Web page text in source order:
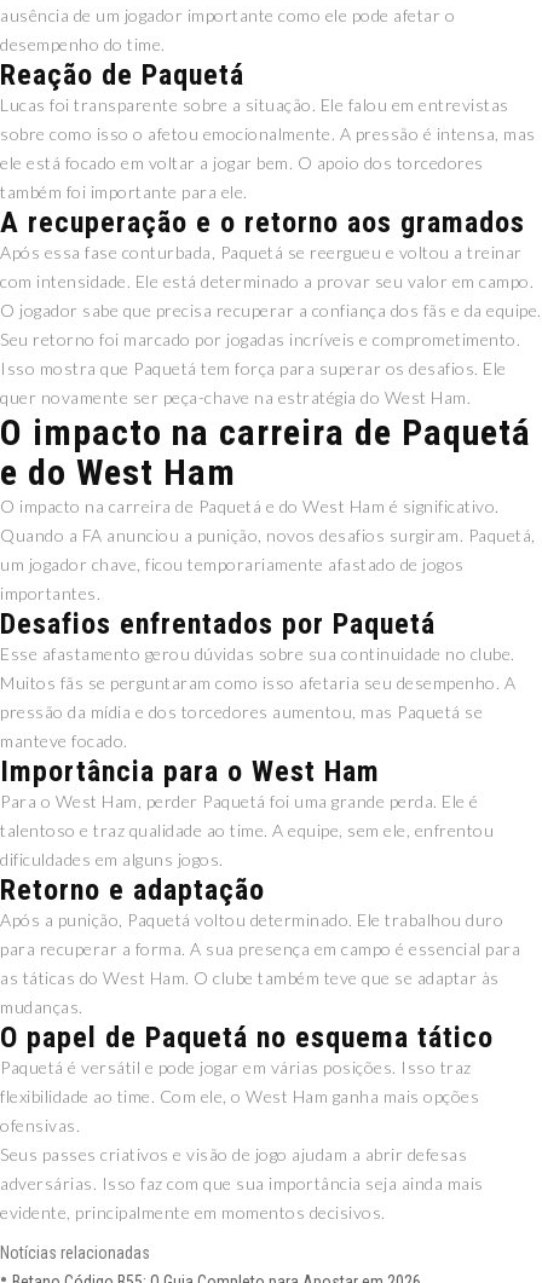
ausência de um jogador importante como ele pode afetar o
desempenho do time.
Reação de Paquetá
Lucas foi transparente sobre a situação. Ele falou em entrevistas
sobre como isso o afetou emocionalmente. A pressão é intensa, mas
ele está focado em voltar a jogar bem. O apoio dos torcedores
também foi importante para ele.
A recuperação e o retorno aos gramados
Após essa fase conturbada, Paquetá se reergueu e voltou a treinar
com intensidade. Ele está determinado a provar seu valor em campo.
O jogador sabe que precisa recuperar a confiança dos fãs e da equipe.
Seu retorno foi marcado por jogadas incríveis e comprometimento.
Isso mostra que Paquetá tem força para superar os desafios. Ele
quer novamente ser peça-chave na estratégia do West Ham.
O impacto na carreira de Paquetá
e do West Ham
O impacto na carreira de Paquetá e do West Ham é significativo.
Quando a FA anunciou a punição, novos desafios surgiram. Paquetá,
um jogador chave, ficou temporariamente afastado de jogos
importantes.
Desafios enfrentados por Paquetá
Esse afastamento gerou dúvidas sobre sua continuidade no clube.
Muitos fãs se perguntaram como isso afetaria seu desempenho. A
pressão da mídia e dos torcedores aumentou, mas Paquetá se
manteve focado.
Importância para o West Ham
Para o West Ham, perder Paquetá foi uma grande perda. Ele é
talentoso e traz qualidade ao time. A equipe, sem ele, enfrentou
dificuldades em alguns jogos.
Retorno e adaptação
Após a punição, Paquetá voltou determinado. Ele trabalhou duro
para recuperar a forma. A sua presença em campo é essencial para
as táticas do West Ham. O clube também teve que se adaptar às
mudanças.
O papel de Paquetá no esquema tático
Paquetá é versátil e pode jogar em várias posições. Isso traz
flexibilidade ao time. Com ele, o West Ham ganha mais opções
ofensivas.
Seus passes criativos e visão de jogo ajudam a abrir defesas
adversárias. Isso faz com que sua importância seja ainda mais
evidente, principalmente em momentos decisivos.
Notícias relacionadas